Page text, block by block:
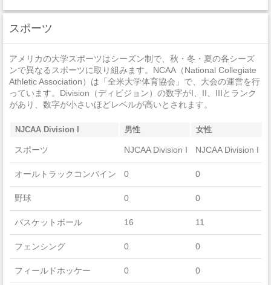
非強制性犯罪
法定強姦 0
強盗 0
加重暴行
窃盗 0
自動車盗難
放火
スポーツ
アメリカの大学スポーツはシーズン制で、秋・冬・夏の各シーズ
ンで異なるスポーツに取り組みます。NCAA（National Collegiate
Athletic Association）は「全米大学体育協会」で、大会の運営を行
っています。Division（ディビジョン）の数字がI、II、IIIとランク
があり、数字が小さいほどレベルが高いとされます。
NJCAA Division I 男性 女性
スポーツ NJCAA Division I NJCAA Division I
オールトラックコンバイン 0 0
野球 0 0
バスケットボール 16 11
フェンシング 0 0
フィールドホッケー 0 0